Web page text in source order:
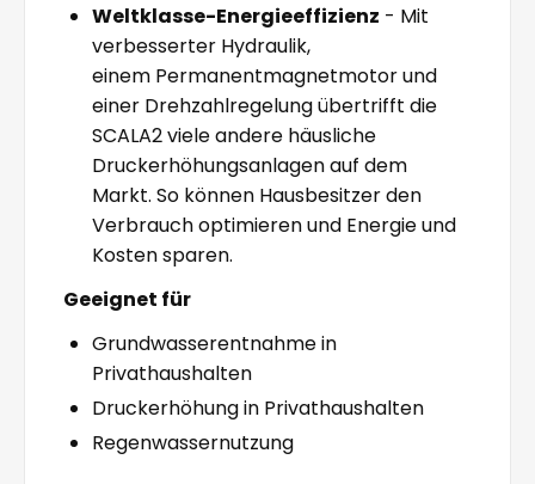
Weltklasse-Energieeffizienz - Mit
verbesserter Hydraulik,
einem Permanentmagnetmotor und
einer Drehzahlregelung übertrifft die
SCALA2 viele andere häusliche
Druckerhöhungsanlagen auf dem
Markt. So können Hausbesitzer den
Verbrauch optimieren und Energie und
Kosten sparen.
Geeignet für
Grundwasserentnahme in
Privathaushalten
Druckerhöhung in Privathaushalten
Regenwassernutzung